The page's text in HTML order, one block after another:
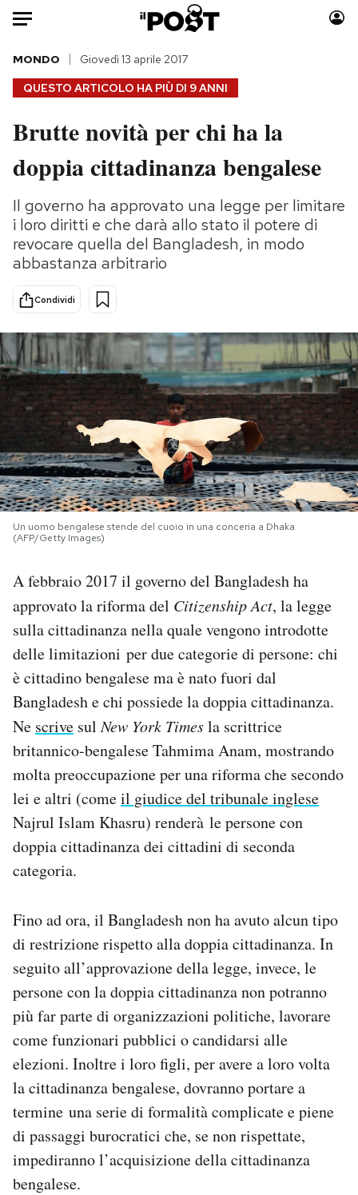
Auto
HOME
Italia
Politica
Tecnologia
Internet
Scienza
Cultura
Economia
Moda
Consumismi
Storie/Idee
Ok Boomer!
Media
PODCAST
NEWSLETTER
I MIEI PREFERITI
SHOP
CALENDARIO
AREA PERSONALE
Area Personale
Newsletter
Notifiche mobile
Regala il Post
Hai bisogno di aiuto?
Esci
QUESTO ARTICOLO HA PIÙ DI 9 ANNI
MONDO Giovedì 13 aprile 2017
Brutte novità per chi ha la
doppia cittadinanza bengalese
Il governo ha approvato una legge per limitare
i loro diritti e che darà allo stato il potere di
revocare quella del Bangladesh, in modo
abbastanza arbitrario
Condividi
Un uomo bengalese stende del cuoio in una conceria a Dhaka
(AFP/Getty Images)
A febbraio 2017 il governo del Bangladesh ha
approvato la riforma del Citizenship Act, la legge
sulla cittadinanza nella quale vengono introdotte
delle limitazioni per due categorie di persone: chi
è cittadino bengalese ma è nato fuori dal
Bangladesh e chi possiede la doppia cittadinanza.
Ne scrive sulNew York Timesla scrittrice
britannico-bengalese Tahmima Anam, mostrando
molta preoccupazione per una riforma che secondo
lei e altri (comeil giudice del tribunale inglese
Najrul Islam Khasru) renderà le persone con
doppia cittadinanza dei cittadini di seconda
categoria.
Fino ad ora, il Bangladesh non ha avuto alcun tipo
di restrizione rispetto alla doppia cittadinanza. In
seguito all’approvazione della legge, invece, le
persone con la doppia cittadinanza non potranno
più far parte di organizzazioni politiche, lavorare
come funzionari pubblici o candidarsi alle
elezioni. Inoltre i loro figli, per avere a loro volta
la cittadinanza bengalese, dovranno portare a
termine una serie di formalità complicate e piene
di passaggi burocratici che, se non rispettate,
impediranno l’acquisizione della cittadinanza
bengalese.